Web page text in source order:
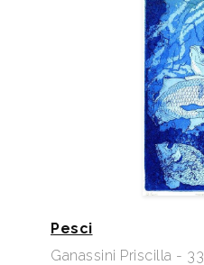
Pesci
Ganassini Priscilla - 33